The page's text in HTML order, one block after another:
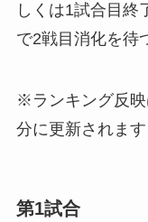
しくは1試合目終
で2戦目消化を待
※ランキング反
分に更新されま
第1試合